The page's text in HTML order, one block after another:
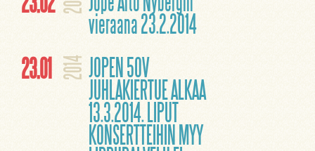
vieraana 23.2.2014
23.01 2014 JOPEN 50V
JUHLAKIERTUE ALKAA
13.3.2014. LIPUT
KONSERTTEIHIN MYY